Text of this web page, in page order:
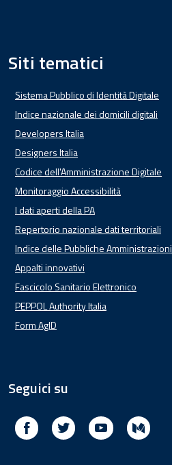
Siti tematici
Sistema Pubblico di Identità Digitale
Indice nazionale dei domicili digitali
Developers Italia
Designers Italia
Codice dell'Amministrazione Digitale
Monitoraggio Accessibilità
I dati aperti della PA
Repertorio nazionale dati territoriali
Indice delle Pubbliche Amministrazioni
Appalti innovativi
Fascicolo Sanitario Elettronico
PEPPOL Authority Italia
Form AgID
Seguici su
Facebook Twitter Youtube